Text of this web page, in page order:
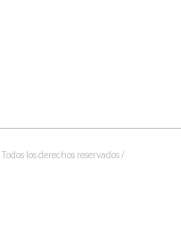
Todos los derechos reservados /